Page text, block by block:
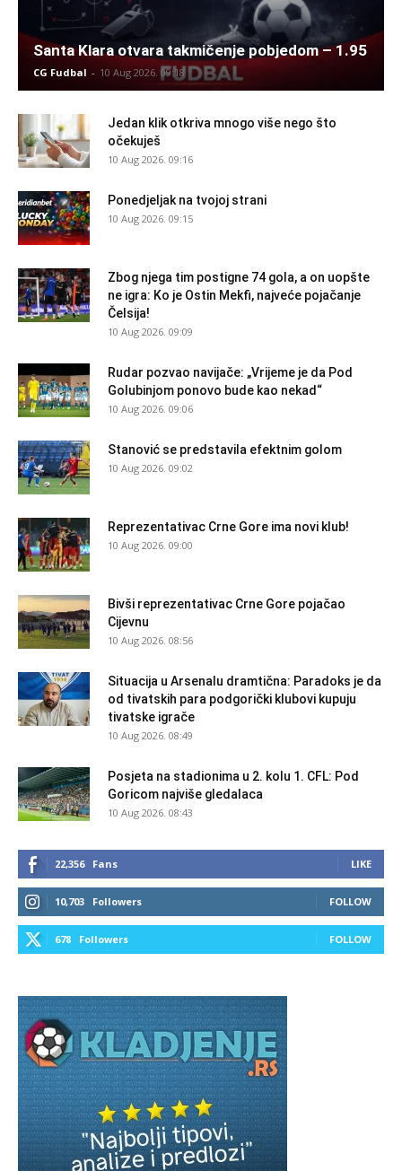
Santa Klara otvara takmičenje pobjedom – 1.95
CG Fudbal - 10 Aug 2026. 09:18
Jedan klik otkriva mnogo više nego što
očekuješ
10 Aug 2026. 09:16
Ponedjeljak na tvojoj strani
10 Aug 2026. 09:15
Zbog njega tim postigne 74 gola, a on uopšte
ne igra: Ko je Ostin Mekfi, najveće pojačanje
Čelsija!
10 Aug 2026. 09:09
Rudar pozvao navijače: „Vrijeme je da Pod
Golubinjom ponovo bude kao nekad“
10 Aug 2026. 09:06
Stanović se predstavila efektnim golom
10 Aug 2026. 09:02
Reprezentativac Crne Gore ima novi klub!
10 Aug 2026. 09:00
Bivši reprezentativac Crne Gore pojačao
Cijevnu
10 Aug 2026. 08:56
Situacija u Arsenalu dramtična: Paradoks je da
od tivatskih para podgorički klubovi kupuju
tivatske igrače
10 Aug 2026. 08:49
Posjeta na stadionima u 2. kolu 1. CFL: Pod
Goricom najviše gledalaca
10 Aug 2026. 08:43
22,356 Fans LIKE
10,703 Followers FOLLOW
678 Followers FOLLOW